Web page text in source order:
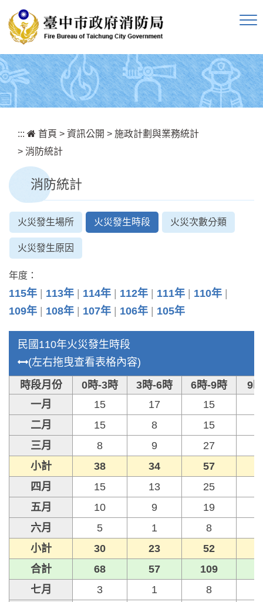
::: 首頁 > 資訊公開 > 施政計劃與業務統計
> 消防統計
消防統計
火災發生場所 火災發生時段 火災次數分類
火災發生原因
年度：
115年 113年 114年 112年 111年
110年
109年
108年 107年 106年 105年
民國110年火災發生時段
(左右拖曳查看表格內容)
時段月份
0時-3時 3時-6時 6時-9時
9
一月
15 17 15
二月
15 8 15
三月
8 9 27
小計
38 34 57
四月
15 13 25
五月
10 9 19
六月
5 1 8
小計
30 23 52
合計
68 57 109
七月
3 1 8